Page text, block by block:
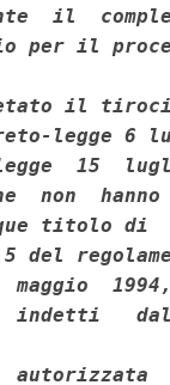
il
per il
il
legge 6
15
non
titolo di
maggio
indetti
autorizzata